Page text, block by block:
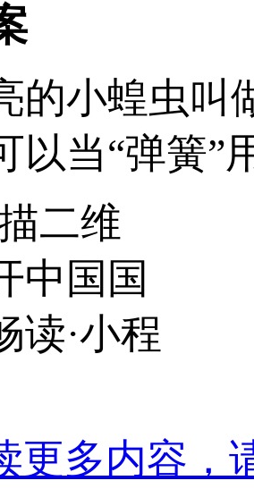
的小蝗虫叫
以当“弹簧”
更多内容，